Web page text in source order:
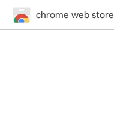
chrome web store